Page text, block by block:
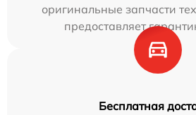
оригинальные запчасти
предоставляет
Бесплатная